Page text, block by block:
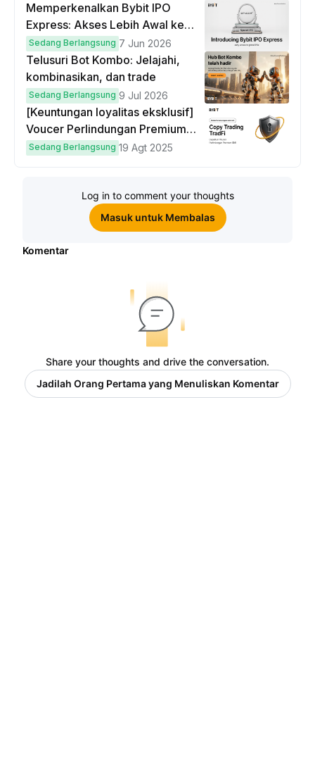
Memperkenalkan Bybit IPO
Express: Akses Lebih Awal ke
IPO Global!
Sedang Berlangsung 7 Jun 2026
Telusuri Bot Kombo: Jelajahi,
kombinasikan, dan trade
Sedang Berlangsung 9 Jul 2026
[Keuntungan loyalitas eksklusif]
Voucer Perlindungan Premium
hingga $50
Sedang Berlangsung 19 Agt 2025
Log in to comment your thoughts
Masuk untuk Membalas
Komentar
Share your thoughts and drive the conversation.
Jadilah Orang Pertama yang Menuliskan Komentar